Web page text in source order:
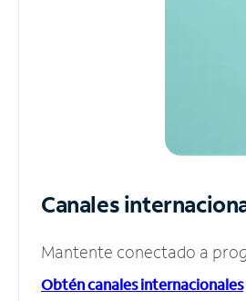
Canales
Mantente conectado a
Obtén canales internacionales